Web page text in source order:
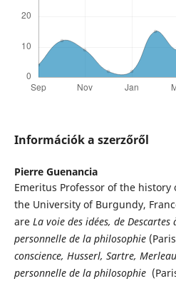
Információk a szerzőről
Pierre Guenancia
Emeritus Professor of the
the University of Burgundy,
are La voie des idées, de
personnelle de la philosophie
conscience, Husserl, Sartre,
personnelle de la philosophie